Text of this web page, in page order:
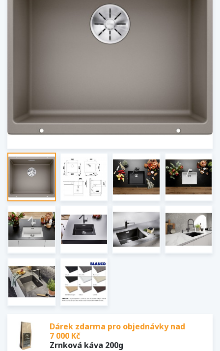
Dárek zdarma pro objednávky nad
7 000 Kč
Zrnková káva 200g